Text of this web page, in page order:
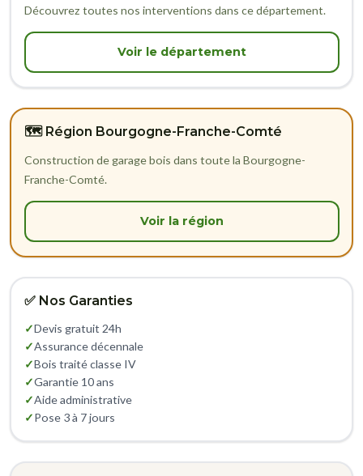
Découvrez toutes nos interventions dans ce département.
Voir le département
🗺️ Région Bourgogne-Franche-Comté
Construction de garage bois dans toute la Bourgogne-
Franche-Comté.
Voir la région
✅ Nos Garanties
✓Devis gratuit 24h
✓Assurance décennale
✓Bois traité classe IV
✓Garantie 10 ans
✓Aide administrative
✓Pose 3 à 7 jours